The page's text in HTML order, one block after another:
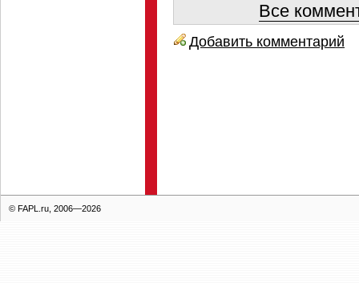
Все
Добавить комментарий
© FAPL.ru, 2006—2026